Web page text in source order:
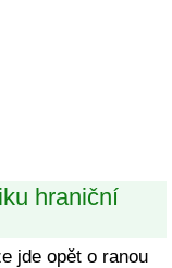
hraniční
jde opět o ranou